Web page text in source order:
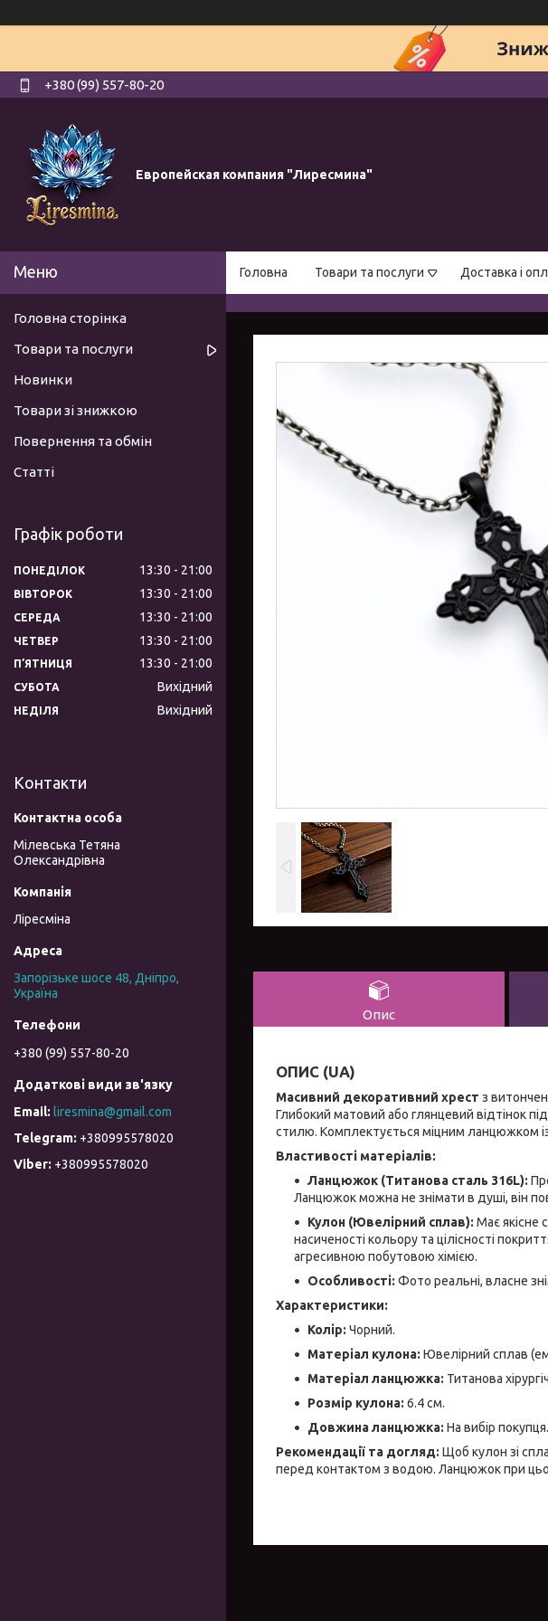
+380 (99) 557-80-20
Европейская компания "Лиресмина"
Головна Товари та послуги Доставка і
Опис
ОПИС (UA)
Масивний декоративний хрест з
Глибокий матовий або глянцевий відтінок
стилю. Комплектується міцним ланцюжком із
Властивості матеріалів:
Ланцюжок (Титанова сталь 316L):
Ланцюжок можна не знімати в душі, він
Кулон (Ювелірний сплав): Має якісне
насиченості кольору та цілісності
агресивною побутовою хімією.
Особливості: Фото реальні, власне
Характеристики:
Колір: Чорний.
Матеріал кулона: Ювелірний сплав
Матеріал ланцюжка: Титанова
Розмір кулона: 6.4 см.
Довжина ланцюжка: На вибір покупця.
Рекомендації та догляд: Щоб кулон зі
перед контактом з водою. Ланцюжок при
Головна сторінка
Товари та послуги
Новинки
Товари зі знижкою
Повернення та обмін
Статті
Графік роботи
ПОНЕДІЛОК 13:30 21:00
ВІВТОРОК 13:30 21:00
СЕРЕДА 13:30 21:00
ЧЕТВЕР 13:30 21:00
ПʼЯТНИЦЯ 13:30 21:00
СУБОТА Вихідний
НЕДІЛЯ Вихідний
Контакти
Мілевська Тетяна
Олександрівна
Ліресміна
Запорізьке шосе 48, Дніпро,
Україна
+380 (99) 557-80-20
liresmina@gmail.com
+380995578020
+380995578020